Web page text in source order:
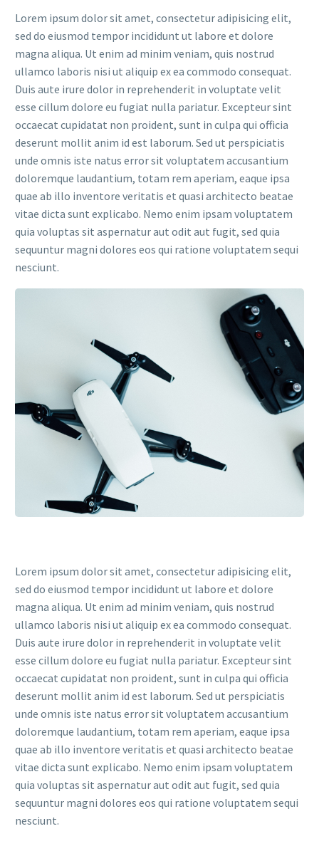
Lorem ipsum dolor sit amet, consectetur adipisicing elit,
sed do eiusmod tempor incididunt ut labore et dolore
magna aliqua. Ut enim ad minim veniam, quis nostrud
ullamco laboris nisi ut aliquip ex ea commodo consequat.
Duis aute irure dolor in reprehenderit in voluptate velit
esse cillum dolore eu fugiat nulla pariatur. Excepteur sint
occaecat cupidatat non proident, sunt in culpa qui officia
deserunt mollit anim id est laborum. Sed ut perspiciatis
unde omnis iste natus error sit voluptatem accusantium
doloremque laudantium, totam rem aperiam, eaque ipsa
quae ab illo inventore veritatis et quasi architecto beatae
vitae dicta sunt explicabo. Nemo enim ipsam voluptatem
quia voluptas sit aspernatur aut odit aut fugit, sed quia
sequuntur magni dolores eos qui ratione voluptatem sequi
nesciunt.
Lorem ipsum dolor sit amet, consectetur adipisicing elit,
sed do eiusmod tempor incididunt ut labore et dolore
magna aliqua. Ut enim ad minim veniam, quis nostrud
ullamco laboris nisi ut aliquip ex ea commodo consequat.
Duis aute irure dolor in reprehenderit in voluptate velit
esse cillum dolore eu fugiat nulla pariatur. Excepteur sint
occaecat cupidatat non proident, sunt in culpa qui officia
deserunt mollit anim id est laborum. Sed ut perspiciatis
unde omnis iste natus error sit voluptatem accusantium
doloremque laudantium, totam rem aperiam, eaque ipsa
quae ab illo inventore veritatis et quasi architecto beatae
vitae dicta sunt explicabo. Nemo enim ipsam voluptatem
quia voluptas sit aspernatur aut odit aut fugit, sed quia
sequuntur magni dolores eos qui ratione voluptatem sequi
nesciunt.